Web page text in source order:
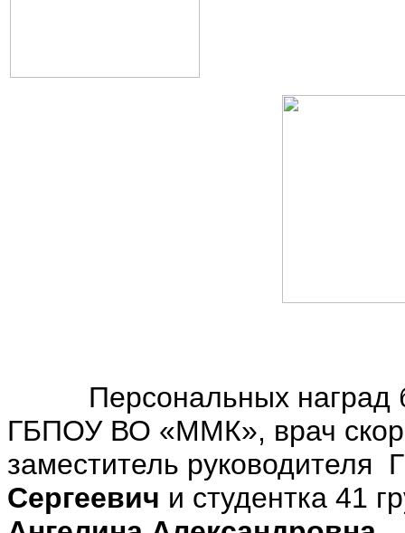
Персональных наград
ГБПОУ ВО «ММК», врач
заместитель
Сергеевич и студентка 41